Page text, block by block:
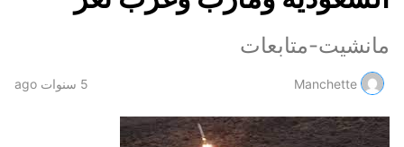
مانشيت-متابعات
Manchette 5 سنوات ago